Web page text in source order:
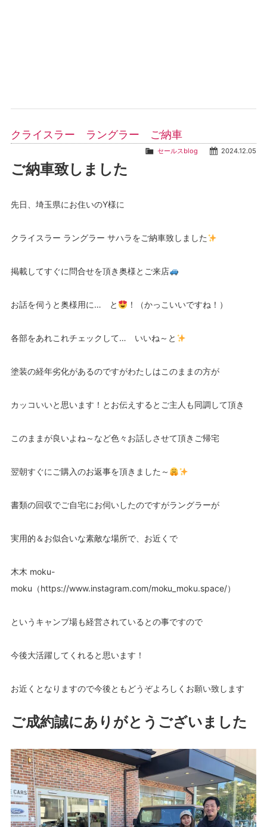
クライスラー ラングラー ご納車
2024.12.05
セールスblog
ご納車致しました
先日、埼玉県にお住いのY様に
クライスラー ラングラー サハラをご納車致しました
掲載してすぐに問合せを頂き奥様とご来店
お話を伺うと奥様用に… と ！（かっこいいですね！）
各部をあれこれチェックして… いいね～と
塗装の経年劣化があるのですがわたしはこのままの方が
カッコいいと思います！とお伝えするとご主人も同調して頂き
このままが良いよね～など色々お話しさせて頂きご帰宅
翌朝すぐにご購入のお返事を頂きました～
書類の回収でご自宅にお伺いしたのですがラングラーが
実用的＆お似合いな素敵な場所で、お近くで
木木 moku-
moku（https://www.instagram.com/moku_moku.space/）
というキャンプ場も経営されているとの事ですので
今後大活躍してくれると思います！
お近くとなりますので今後ともどうぞよろしくお願い致します
ご成約誠にありがとうございました